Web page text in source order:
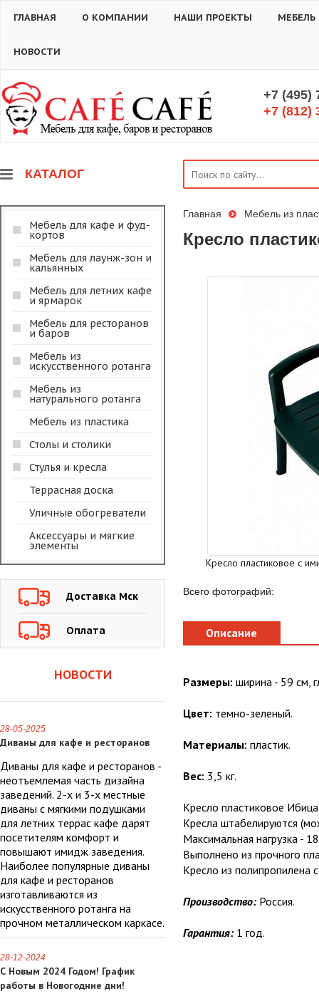
ГЛАВНАЯ О КОМПАНИИ НАШИ ПРОЕКТЫ
НОВОСТИ
+7 (495)
+7 (812)
КАТАЛОГ
Мебель для кафе и фуд-
кортов
Мебель для лаунж-зон и
кальянных
Мебель для летних кафе
и ярмарок
Мебель для ресторанов
и баров
Мебель из
искусственного ротанга
Мебель из
натурального ротанга
Мебель из пластика
Столы и столики
Стулья и кресла
Террасная доска
Уличные обогреватели
Аксессуары и мягкие
элементы
Доставка Мск
Оплата
НОВОСТИ
28-05-2025
Диваны для кафе и ресторанов
Диваны для кафе и ресторанов -
неотъемлемая часть дизайна
заведений. 2-х и 3-х местные
диваны с мягкими подушками
для летних террас кафе дарят
посетителям комфорт и
повышают имидж заведения.
Наиболее популярные диваны
для кафе и ресторанов
изготавливаются из
искусственного ротанга на
прочном металлическом каркасе.
28-12-2024
С Новым 2024 Годом! График
работы в Новогодние дни!
Главная Мебель из
Кресло
Кресло пластиковое с
Всего фотографий:
Описание
Размеры: ширина - 59 см,
Цвет: темно-зеленый.
Материалы: пластик.
Вес: 3,5 кг.
Кресло пластиковое
Кресла штабелируются
Максимальная нагрузка -
Выполнено из прочного
Кресло из полипропилена
Производство:Россия.
Гарантия: 1 год.